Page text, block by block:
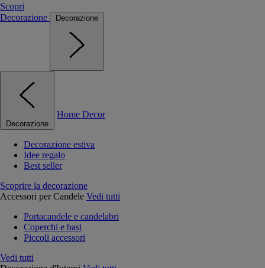
Scopri
Decorazione
Decorazione
Decorazione
Home Decor
Decorazione estiva
Idee regalo
Best seller
Scoprire la decorazione
Accessori per Candele Vedi tutti
Portacandele e candelabri
Coperchi e basi
Piccoli accessori
Vedi tutti